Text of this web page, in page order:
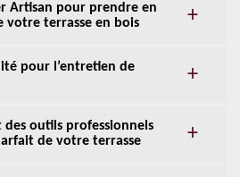
Artisan pour prendre en
votre terrasse en bois
pour l’entretien de
outils professionnels
de votre terrasse